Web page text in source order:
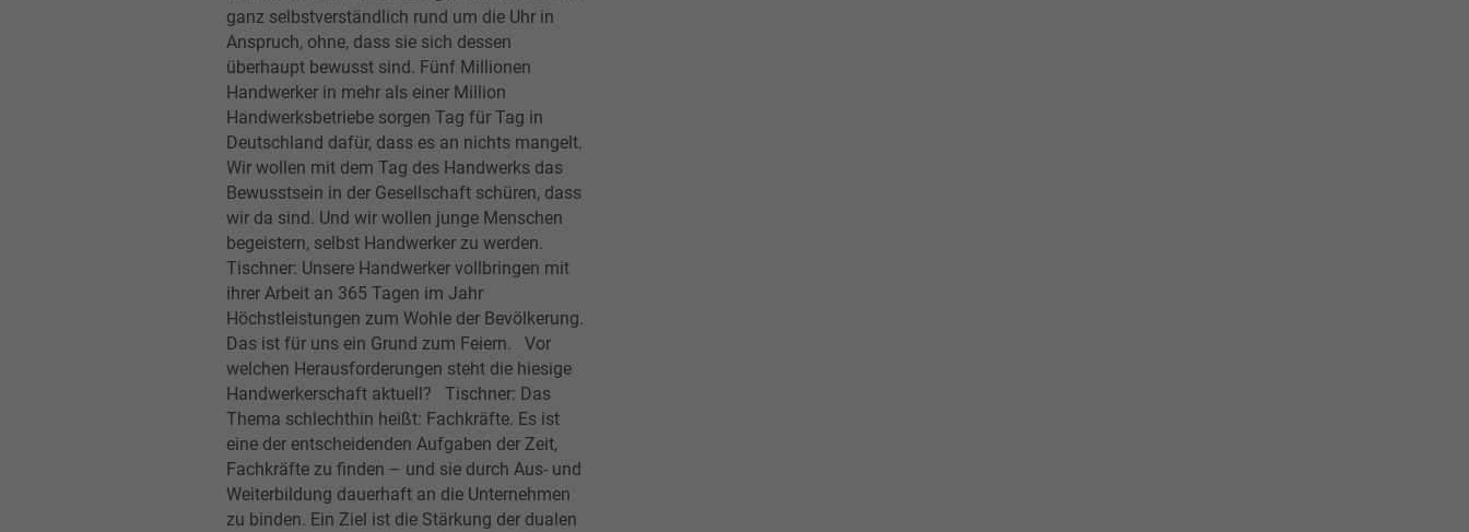
ganz selbstverständlich rund um die Uhr in
Anspruch, ohne, dass sie sich dessen
überhaupt bewusst sind. Fünf Millionen
Handwerker in mehr als einer Million
Handwerksbetriebe sorgen Tag für Tag in
Deutschland dafür, dass es an nichts mangelt.
Wir wollen mit dem Tag des Handwerks das
Bewusstsein in der Gesellschaft schüren, dass
wir da sind. Und wir wollen junge Menschen
begeistern, selbst Handwerker zu werden.
Tischner: Unsere Handwerker vollbringen mit
ihrer Arbeit an 365 Tagen im Jahr
Höchstleistungen zum Wohle der Bevölkerung.
Das ist für uns ein Grund zum Feiern. Vor
welchen Herausforderungen steht die hiesige
Handwerkerschaft aktuell? Tischner: Das
Thema schlechthin heißt: Fachkräfte. Es ist
eine der entscheidenden Aufgaben der Zeit,
Fachkräfte zu finden – und sie durch Aus- und
Weiterbildung dauerhaft an die Unternehmen
zu binden. Ein Ziel ist die Stärkung der dualen